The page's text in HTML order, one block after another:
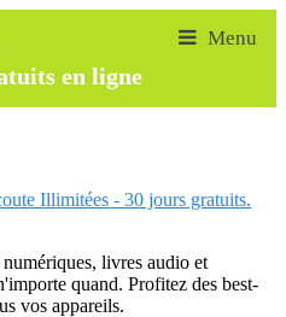
en ligne
Illimitées - 30 jours gratuits.
livres audio et
quand. Profitez des best-
vos appareils.